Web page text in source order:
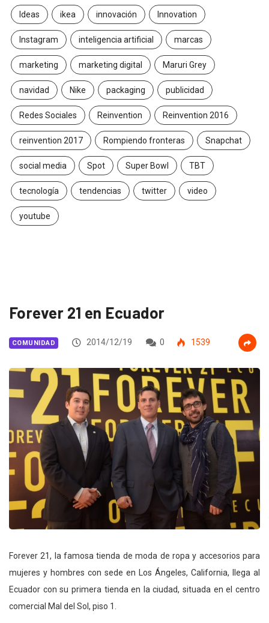
Ideas ikea innovación Innovation
Instagram inteligencia artificial marcas
marketing marketing digital Maruri Grey
navidad Nike packaging publicidad
Redes Sociales Reinvention Reinvention 2016
reinvention 2017 Rompiendo fronteras Snapchat
social media Spot Super Bowl TBT
tecnología tendencias twitter video
youtube
Forever 21 en Ecuador
COMUNIDAD 2014/12/19 0 1539
Forever 21, la famosa tienda de moda de ropa y accesorios para
mujeres y hombres con sede en Los Ángeles, California, llega al
Ecuador con su primera tienda en la ciudad, situada en el centro
comercial Mal del Sol, piso 1.